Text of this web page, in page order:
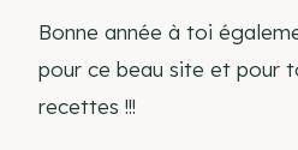
Bonne année à toi
pour ce beau site et pour
recettes !!!